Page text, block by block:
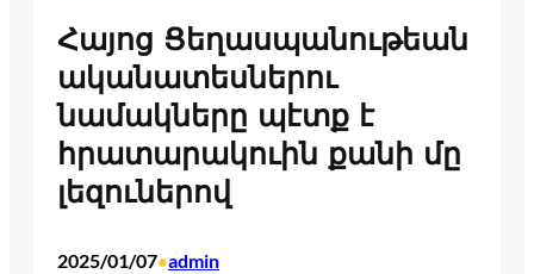
Հայոց Ցեղասպանութեան
ականատեսներու
նամակները պէտք է
հրատարակուին քանի մը
լեզուներով
2025/01/07•admin